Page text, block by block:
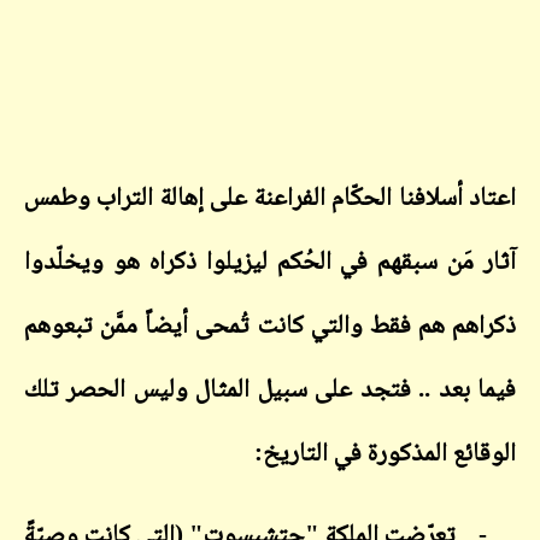
اعتادأسلافنا الحكّام الفراعنة على إهالة التراب وطمس
آثار مَن سبقهم في الحُكم ليزيلوا ذكراه هو ويخلّدوا
ذكراهم هم فقط والتي كانت تُمحى أيضاً ممَّن تبعوهم
فيما بعد .. فتجد على سبيل المثال وليس الحصر تلك
الوقائع المذكورة في التاريخ: